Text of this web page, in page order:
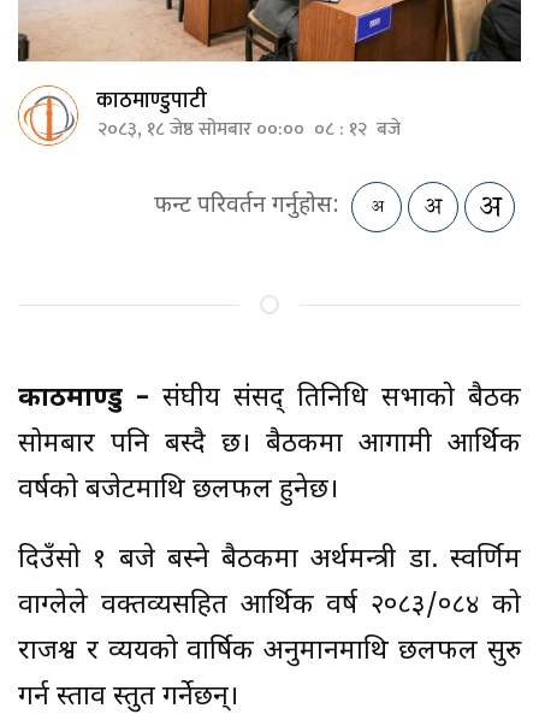
काठमाण्डुपाटी
२०८३, १८ जेष्ठ सोमबार ००:०० ०८ : १२ बजे
फन्ट परिवर्तन गर्नुहोस:
काठमाण्डु – संघीय संसद् प्रतिनिधि सभाको बैठक
सोमबार पनि बस्दै छ। बैठकमा आगामी आर्थिक
वर्षको बजेटमाथि छलफल हुनेछ।
दिउँसो १ बजे बस्ने बैठकमा अर्थमन्त्री डा. स्वर्णिम
वाग्लेले वक्तव्यसहित आर्थिक वर्ष २०८३/०८४ को
राजश्व र व्ययको वार्षिक अनुमानमाथि छलफल सुरु
गर्न प्रस्ताव प्रस्तुत गर्नेछन्।